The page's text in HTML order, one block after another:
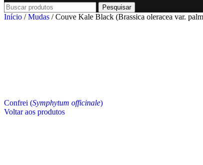
Pesquisar
Início / Mudas / Couve Kale Black (Brassica oleracea var.
Confrei (Symphytum officinale)
Voltar aos produtos